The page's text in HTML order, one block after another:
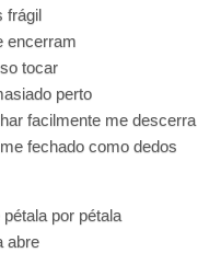
frágil
encerram
tocar
perto
facilmente me descerra
fechado como dedos
por pétala
abre